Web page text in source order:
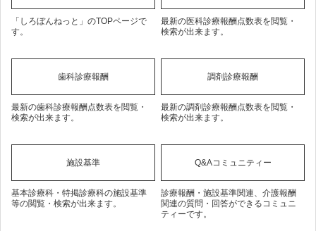
「しろぼんねっと」のTOPページで
す。
最新の医科診療報酬点数表を閲覧・
検索が出来ます。
歯科診療報酬
最新の歯科診療報酬点数表を閲覧・
検索が出来ます。
調剤診療報酬
最新の調剤診療報酬点数表を閲覧・
検索が出来ます。
施設基準
基本診療科・特掲診療科の施設基準
等の閲覧・検索が出来ます。
Q&Aコミュニティー
診療報酬・施設基準関連、介護報酬
関連の質問・回答ができるコミュニ
ティーです。